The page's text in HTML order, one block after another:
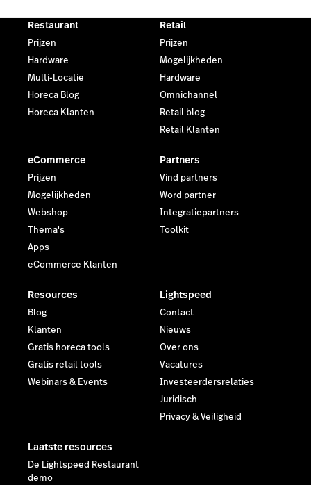
Restaurant
Prijzen
Hardware
Multi-Locatie
Horeca Blog
Horeca Klanten
Retail
Prijzen
Mogelijkheden
Hardware
Omnichannel
Retail blog
Retail Klanten
eCommerce
Prijzen
Mogelijkheden
Webshop
Thema's
Apps
eCommerce Klanten
Partners
Vind partners
Word partner
Integratiepartners
Toolkit
Resources
Blog
Klanten
Gratis horeca tools
Gratis retail tools
Webinars & Events
Lightspeed
Contact
Nieuws
Over ons
Vacatures
Investeerdersrelaties
Juridisch
Privacy & Veiligheid
Laatste resources
De Lightspeed Restaurant
demo